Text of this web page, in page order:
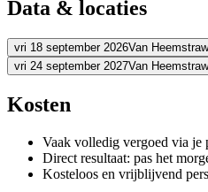
Data & locaties
vri 18 september 2026Van
Adres
Schouten & Nelissen
Prijs
€ 3.995,00
vri 24 september 2027Van
Adres
Bekijk route
Prijs
Kosten
Vaak volledig vergoed via je
Direct resultaat: pas het
Kosteloos en vrijblijvend